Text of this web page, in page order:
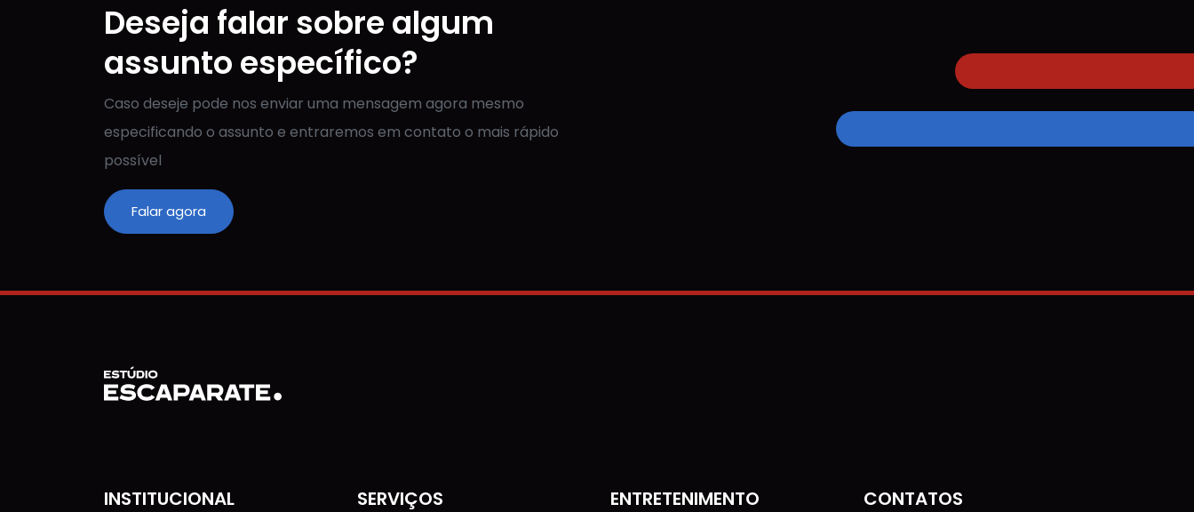
Deseja falar sobre algum
assunto específico?
Caso deseje pode nos enviar uma mensagem agora mesmo
especificando o assunto e entraremos em contato o mais rápido
possível
Falar agora
INSTITUCIONAL SERVIÇOS ENTRETENIMENTO CONTATOS